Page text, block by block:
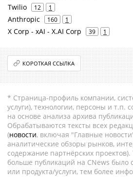
Twilio 12 1
Anthropic 160 1
X Corp - xAI - X.AI Corp 39 1
КОРОТКАЯ ССЫЛКА
* Страница-профиль компании,
услуги), технологии, персоны и т.п.
на основе анализа архива
Обрабатываются тексты всех
(новости, включая "Главные
аналитические обзоры рынков,
содержание партнёрских
больше публикаций на CNews было
или продукта/услуги, тем более